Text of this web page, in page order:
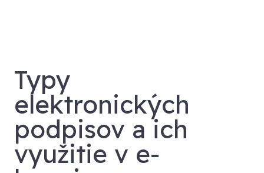
Typy
elektronických
podpisov a ich
využitie v e-